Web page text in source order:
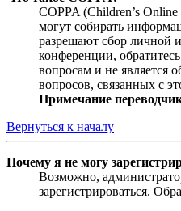
COPPA (Children’s
могут собирать
разрешают сбор личной
конференции,
вопросам и не является
вопросов, связанных с
Примечание
Вернуться к началу
Почему я не могу
Возможно,
зарегистрироваться.